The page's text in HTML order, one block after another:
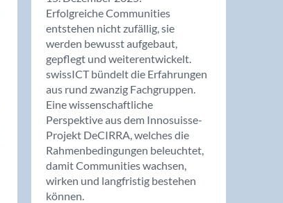
Erfolgreiche Communities
entstehen nicht zufällig, sie
werden bewusst aufgebaut,
gepflegt und weiterentwickelt.
swissICT bündelt die Erfahrungen
aus rund zwanzig Fachgruppen.
Eine wissenschaftliche
Perspektive aus dem Innosuisse-
Projekt DeCIRRA, welches die
Rahmenbedingungen beleuchtet,
damit Communities wachsen,
wirken und langfristig bestehen
können.